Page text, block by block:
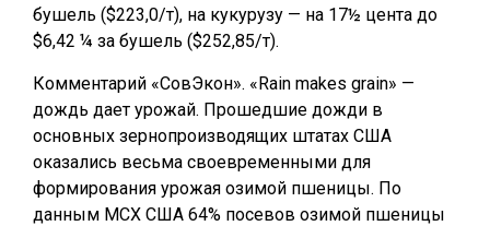
бушель ($223,0/т), на кукурузу — на 17½ цента до
$6,42 ¼ за бушель ($252,85/т).
Комментарий «СовЭкон». «Rain makes grain» —
дождь дает урожай. Прошедшие дожди в
основных зернопроизводящих штатах США
оказались весьма своевременными для
формирования урожая озимой пшеницы. По
данным МСХ США 64% посевов озимой пшеницы